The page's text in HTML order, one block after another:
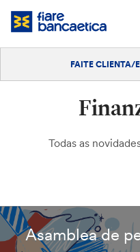
Saltar
FAITE CLIENTA/
Todas as
Asamblea de